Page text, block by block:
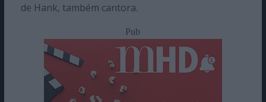
de Hank, também cantora.
Pub